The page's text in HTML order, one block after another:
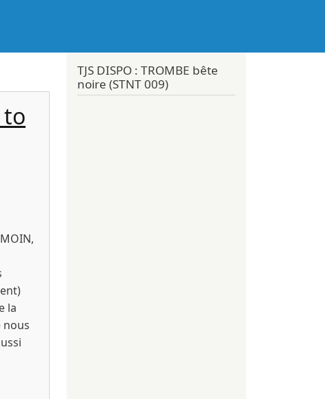
to
la
nous
TJS DISPO : TROMBE bête
noire (STNT 009)